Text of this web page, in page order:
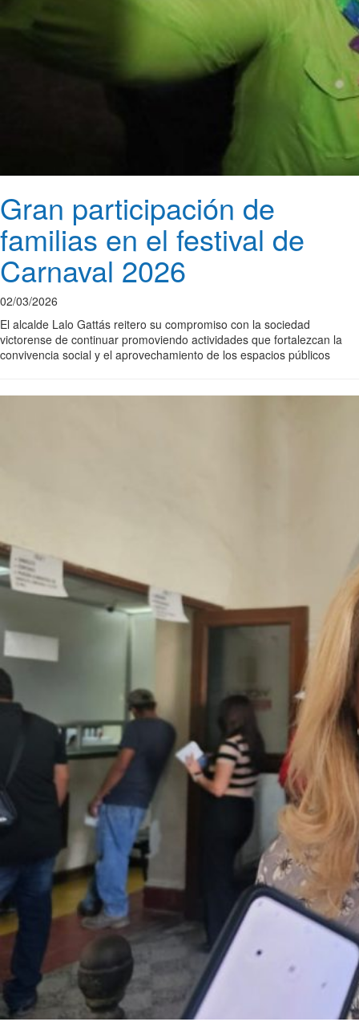
Gran participación de
familias en el festival de
Carnaval 2026
02/03/2026
El alcalde Lalo Gattás reitero su compromiso con la sociedad
victorense de continuar promoviendo actividades que fortalezcan la
convivencia social y el aprovechamiento de los espacios públicos